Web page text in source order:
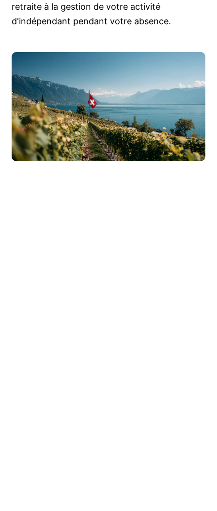
retraite à la gestion de votre activité
d'indépendant pendant votre absence.